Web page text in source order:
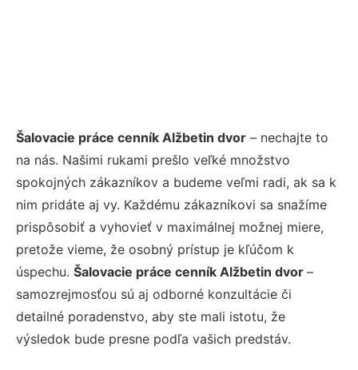
Šalovacie práce cenník Alžbetin dvor – nechajte to
na nás. Našimi rukami prešlo veľké množstvo
spokojných zákazníkov a budeme veľmi radi, ak sa k
nim pridáte aj vy. Každému zákazníkovi sa snažíme
prispôsobiť a vyhovieť v maximálnej možnej miere,
pretože vieme, že osobný prístup je kľúčom k
úspechu. Šalovacie práce cenník Alžbetin dvor –
samozrejmosťou sú aj odborné konzultácie či
detailné poradenstvo, aby ste mali istotu, že
výsledok bude presne podľa vašich predstáv.